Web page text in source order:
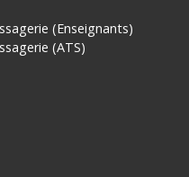
(Enseignants)
(ATS)